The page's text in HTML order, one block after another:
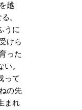
越
。
うに
けら
った
。
って
の先
まれ